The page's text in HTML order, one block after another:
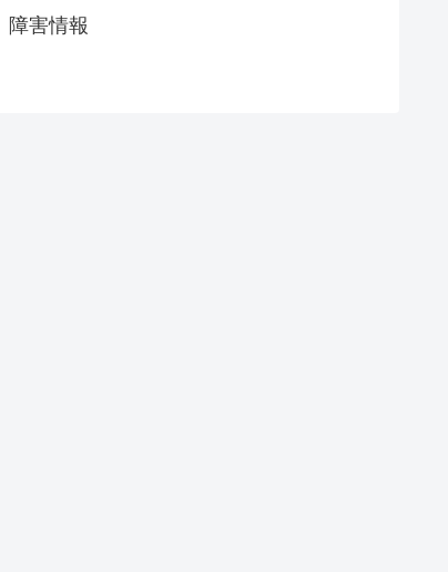
障害情報